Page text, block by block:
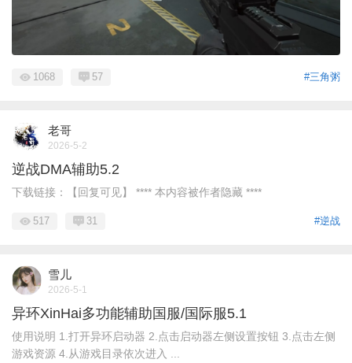
#三角粥
1068 57
老哥
2026-5-2
逆战DMA辅助5.2
下载链接：【回复可见】 **** 本内容被作者隐藏 ****
#逆战
517 31
雪儿
2026-5-1
异环XinHai多功能辅助国服/国际服5.1
使用说明 1.打开异环启动器 2.点击启动器左侧设置按钮 3.点击左侧
游戏资源 4.从游戏目录依次进入 ...